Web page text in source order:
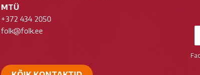
MTÜ
+372 434 2050
folk@folk.ee